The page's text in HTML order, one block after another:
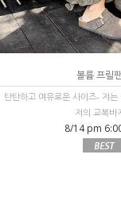
볼륨 프릴
탄탄하고 여유로운 사이즈- 저
저의 교복바
8/14 pm